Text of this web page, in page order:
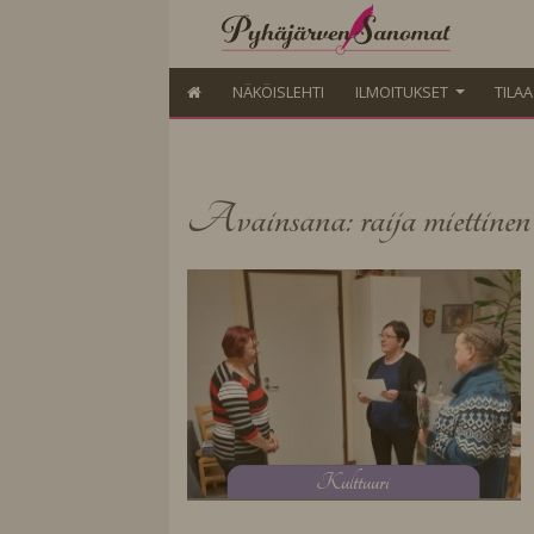
NÄKÖISLEHTI ILMOITUKSET
Avainsana: raija miettinen
Kulttuuri